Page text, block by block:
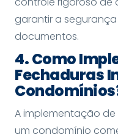
garantir a
documentos.
4. Como
Fechaduras
A implementação
um condomínio